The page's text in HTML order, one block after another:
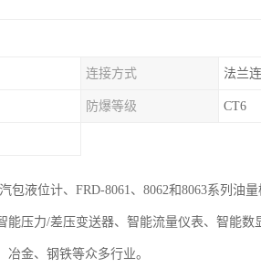
连接方式 法兰
防爆等级 CT6
液位计、FRD-8061、8062和8063系列油量
压力/差压变送器、智能流量仪表、智能数
金、钢铁等众多行业。